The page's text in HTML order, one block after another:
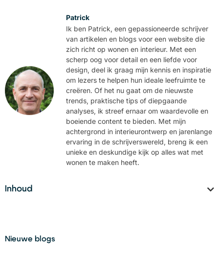
Patrick
Ik ben Patrick, een gepassioneerde schrijver
van artikelen en blogs voor een website die
zich richt op wonen en interieur. Met een
scherp oog voor detail en een liefde voor
design, deel ik graag mijn kennis en inspiratie
om lezers te helpen hun ideale leefruimte te
creëren. Of het nu gaat om de nieuwste
trends, praktische tips of diepgaande
analyses, ik streef ernaar om waardevolle en
boeiende content te bieden. Met mijn
achtergrond in interieurontwerp en jarenlange
ervaring in de schrijverswereld, breng ik een
unieke en deskundige kijk op alles wat met
wonen te maken heeft.
Inhoud
Nieuwe blogs